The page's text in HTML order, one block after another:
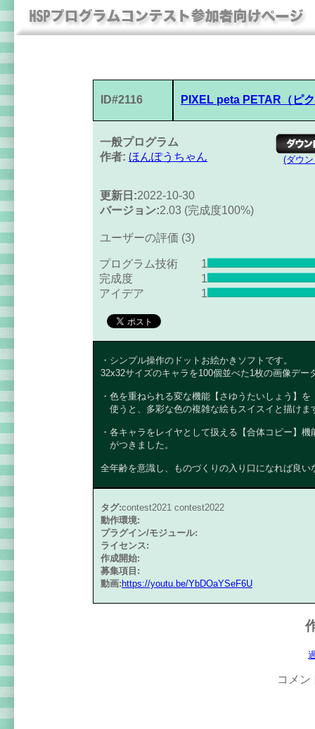
ID#2116 PIXEL peta PETAR（ピ
一般プログラム
作者: ほんぽうちゃん (ダウ
更新日:2022-10-30
バージョン:2.03 (完成度100%)
ユーザーの評価 (3)
プログラム技術
1
完成度
1
アイデア
1
・シンプル操作のドットお絵かきソフトです。
32x32サイズのキャラを100個並べた1枚の画像デー
・色を重ねられる変な機能【さゆうたいしょう】を
使うと、多彩な色の複雑な絵もスイスイと描けま
・各キャラをレイヤとして扱える【合体コピー】機
がつきました。
全年齢を意識し、ものづくりの入り口になれば良
タグ:contest2021 contest2022
動作環境:
プラグイン/モジュール:
ライセンス:
作成開始:
募集項目:
動画: https://youtu.be/YbDOaYSeF6U
コメン